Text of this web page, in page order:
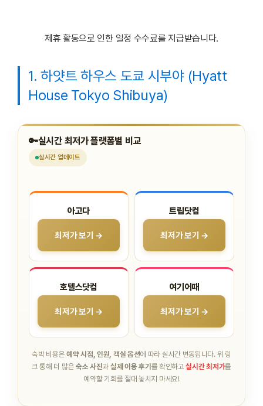
제휴 활동으로 인한 일정 수수료를 지급받습니다.
1. 하얏트 하우스 도쿄 시부야 (Hyatt
House Tokyo Shibuya)
🔑실시간 최저가 플랫폼별 비교
실시간 업데이트
아고다
최저가 보기 →
트립닷컴
최저가 보기 →
호텔스닷컴
최저가 보기 →
여기어때
최저가 보기 →
숙박 비용은예약 시점, 인원, 객실 옵션에 따라 실시간 변동됩니다. 위 링
크 통해 더 많은 숙소 사진과 실제 이용 후기를 확인하고실시간 최저가를
예약할 기회를 절대 놓치지 마세요!